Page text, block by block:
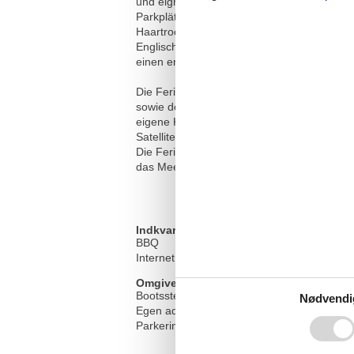
Parkplätze, einen festen Grill,
Haartrockner sowie ein Kinderbett vor.
Englisch und Kroatisch, sodass die
einen erholsamen Aufenthalt.
Die Ferienwohnung A-9012-c im 1. Stock
sowie den Wohnraum. Im Wohnzimmer
eigene Küche mit Geschirrspüler,
Satellitenfernsehen zur Verfügung. Ein
Die Ferienwohnung liegt in Sladenovici,
das Meer zu genießen. Handtücher
Indkvartering Faciliteter
BBQ
Internet i det offentlige område
Omgivende faciliteter
Bootssteg
Egen adgang til strand/sø
Parkeringsplads